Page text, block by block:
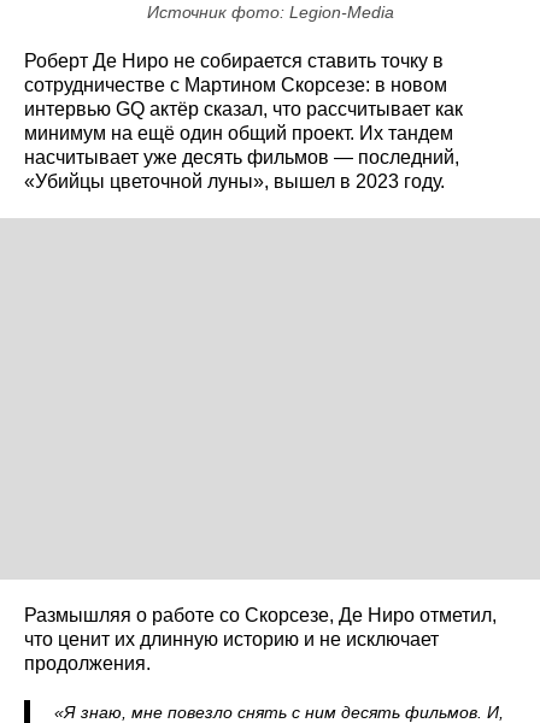
Источник фото: Legion-Media
Роберт Де Ниро не собирается ставить точку в
сотрудничестве с Мартином Скорсезе: в новом
интервью GQ актёр сказал, что рассчитывает как
минимум на ещё один общий проект. Их тандем
насчитывает уже десять фильмов — последний,
«Убийцы цветочной луны», вышел в 2023 году.
Размышляя о работе со Скорсезе, Де Ниро отметил,
что ценит их длинную историю и не исключает
продолжения.
«Я знаю, мне повезло снять с ним десять фильмов. И,